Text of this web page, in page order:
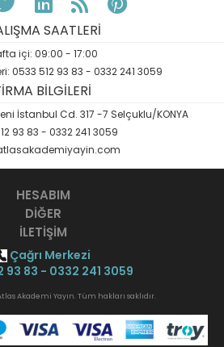
SAATLERİ
içi: 09:00 - 17:00
0533 512 93 83 - 0332 241 3059
BİLGİLERİ
İstanbul Cd. 317 -7 Selçuklu/KONYA
93 83 - 0332 241 3059
HESABIM
DİĞER
İLETİŞİM
Çağrı Merkezi
93 83 - 0332 241 3059
Akademi Yayın. Tüm hakları saklıdır.